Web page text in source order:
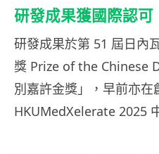
研發成果獲國際認可
研發成果於第 51 屆日內
獎 Prize of the Chinese
別嘉許金獎」，早前亦
HKUMedXelerate 2025